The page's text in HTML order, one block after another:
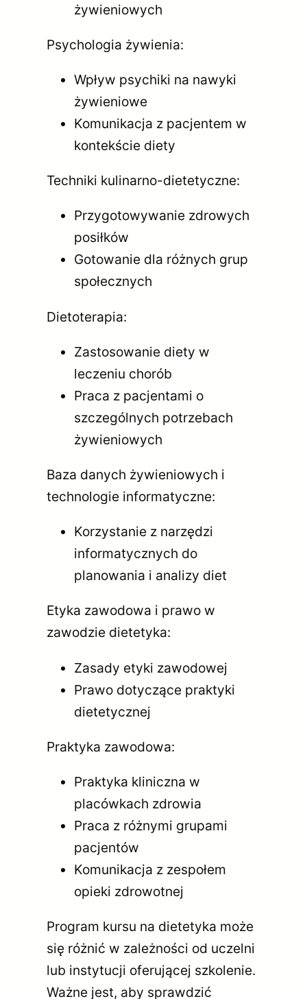
żywieniowych
Psychologia żywienia:
Wpływ psychiki na nawyki
żywieniowe
Komunikacja z pacjentem w
kontekście diety
Techniki kulinarno-dietetyczne:
Przygotowywanie zdrowych
posiłków
Gotowanie dla różnych grup
społecznych
Dietoterapia:
Zastosowanie diety w
leczeniu chorób
Praca z pacjentami o
szczególnych potrzebach
żywieniowych
Baza danych żywieniowych i
technologie informatyczne:
Korzystanie z narzędzi
informatycznych do
planowania i analizy diet
Etyka zawodowa i prawo w
zawodzie dietetyka:
Zasady etyki zawodowej
Prawo dotyczące praktyki
dietetycznej
Praktyka zawodowa:
Praktyka kliniczna w
placówkach zdrowia
Praca z różnymi grupami
pacjentów
Komunikacja z zespołem
opieki zdrowotnej
Program kursu na dietetyka może
się różnić w zależności od uczelni
lub instytucji oferującej szkolenie.
Ważne jest, aby sprawdzić